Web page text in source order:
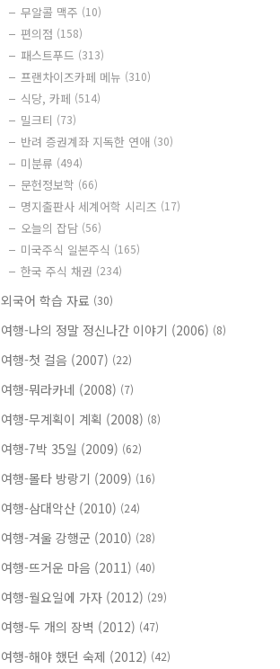
무알콜 맥주 (10)
편의점 (158)
패스트푸드 (313)
프랜차이즈카페 메뉴 (310)
식당, 카페 (514)
밀크티 (73)
반려 증권계좌 지독한 연애 (30)
미분류 (494)
문헌정보학 (66)
명지출판사 세계어학 시리즈 (17)
오늘의 잡담 (56)
미국주식 일본주식 (165)
한국 주식 채권 (234)
외국어 학습 자료 (30)
여행-나의 정말 정신나간 이야기 (2006) (8)
여행-첫 걸음 (2007) (22)
여행-뭐라카네 (2008) (7)
여행-무계획이 계획 (2008) (8)
여행-7박 35일 (2009) (62)
여행-몰타 방랑기 (2009) (16)
여행-삼대악산 (2010) (24)
여행-겨울 강행군 (2010) (28)
여행-뜨거운 마음 (2011) (40)
여행-월요일에 가자 (2012) (29)
여행-두 개의 장벽 (2012) (47)
여행-해야 했던 숙제 (2012) (42)